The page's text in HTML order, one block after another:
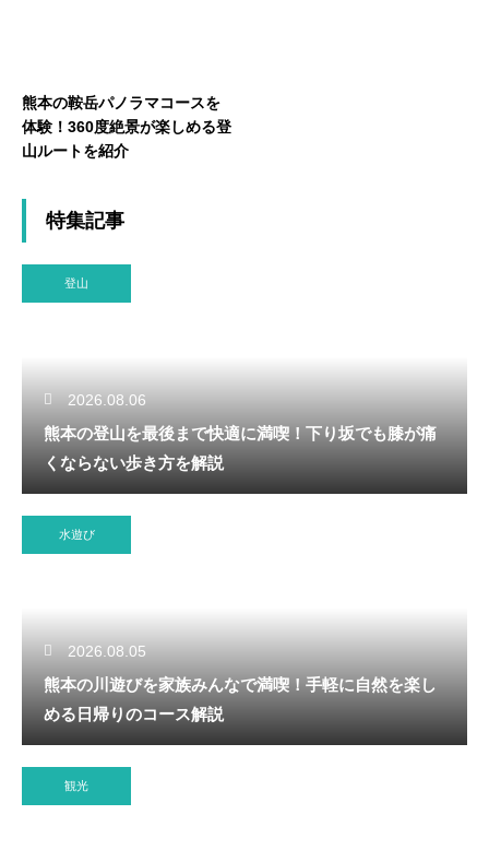
熊本の鞍岳パノラマコースを
体験！360度絶景が楽しめる登
山ルートを紹介
特集記事
登山
2026.08.06
熊本の登山を最後まで快適に満喫！下り坂でも膝が痛
くならない歩き方を解説
水遊び
2026.08.05
熊本の川遊びを家族みんなで満喫！手軽に自然を楽し
める日帰りのコース解説
観光